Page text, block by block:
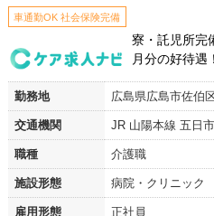
車通勤OK 社会保険完備
寮・託児所完
月分の好待遇
勤務地 広島県広島市佐伯
交通機関 JR 山陽本線 五日
職種 介護職
施設形態 病院・クリニック
雇用形態 正社員